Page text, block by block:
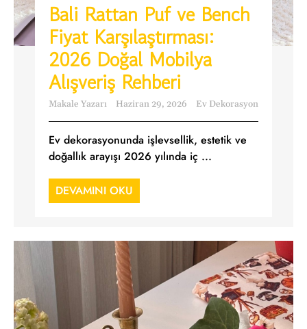
Bali Rattan Puf ve Bench
Fiyat Karşılaştırması:
2026 Doğal Mobilya
Alışveriş Rehberi
Makale Yazarı Haziran 29, 2026 Ev Dekorasyon
Ev dekorasyonunda işlevsellik, estetik ve
doğallık arayışı 2026 yılında iç ...
DEVAMINI OKU